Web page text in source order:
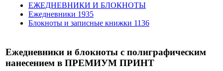
ЕЖЕДНЕВНИКИ И БЛОКНОТЫ
Ежедневники 1935
Блокноты и записные книжки 1136
Ежедневники и блокноты с полиграфическим
нанесением в ПРЕМИУМ ПРИНТ